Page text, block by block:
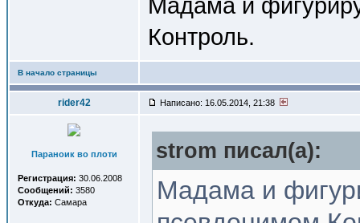
Контроль.
В начало страницы
rider42 Написано: 16.05.2014, 21:38
Параноик во плоти
Регистрация: 30.06.2008
Сообщений: 3580
Откуда: Самара
strom писал(a):
Мадама и